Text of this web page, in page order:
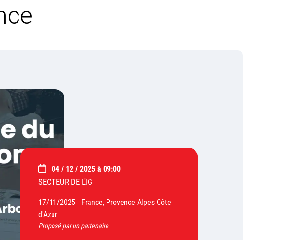
04 / 12 / 2025 à 09:00
SECTEUR DE L'IG
17/11/2025 - France, Provence-Alpes-Côte
d'Azur
Proposé par un partenaire